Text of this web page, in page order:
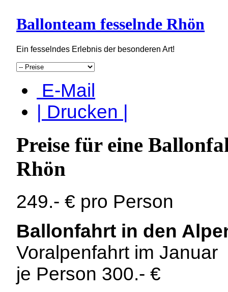
Ballonteam fesselnde Rhön
Ein fesselndes Erlebnis der besonderen Art!
E-Mail
| Drucken |
Preise für eine
Rhön
249.- € pro Person
Ballonfahrt in den
Voralpenfahrt im Januar
je Person 300.- €